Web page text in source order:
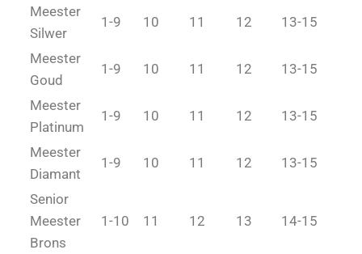
Meester
Silwer
1-9 10 11 12 13-15
Meester
Goud
1-9 10 11 12 13-15
Meester
Platinum
1-9 10 11 12 13-15
Meester
Diamant
1-9 10 11 12 13-15
Senior
Meester
Brons
1-10 11 12 13 14-15